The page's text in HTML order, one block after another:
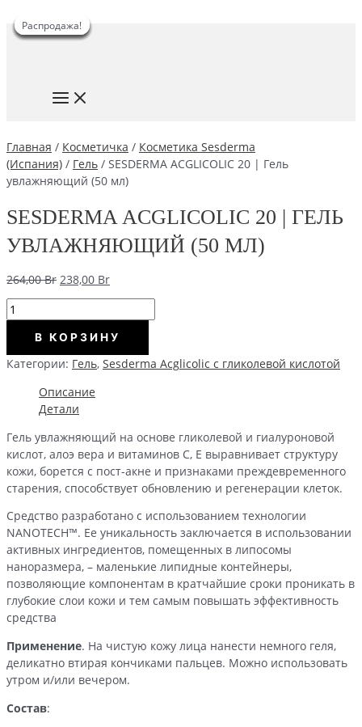
Перейти
MAIN
MENU
Распродажа!
Главная / Косметичка / Косметика Sesderma
(Испания) / Гель / SESDERMA ACGLICOLIC 20 | Гель
увлажняющий (50 мл)
SESDERMA ACGLICOLIC 20 | ГЕЛЬ
УВЛАЖНЯЮЩИЙ (50 МЛ)
264,00Br Первоначальная
цена
238,00 BrТекущая
цена:
Количество
SESDERMA
ACGLICOLIC
20
увлажняющий
мл)
В КОРЗИНУ
Категории: Гель, Sesderma Acglicolic с гликолевой кислотой
Описание
Детали
Гель увлажняющий на основе гликолевой и гиалуроновой
кислот, алоэ вера и витаминов С, Е выравнивает структуру
кожи, борется с пост-акне и признаками преждевременного
старения, способствует обновлению и регенерации клеток.
Средство разработано с использованием технологии
NANOTECH™. Ее уникальность заключается в использовании
активных ингредиентов, помещенных в липосомы
наноразмера, – маленькие липидные контейнеры,
позволяющие компонентам в кратчайшие сроки проникать в
глубокие слои кожи и тем самым повышать эффективность
средства
Применение. На чистую кожу лица нанести немного геля,
деликатно втирая кончиками пальцев. Можно использовать
утром и/или вечером.
Состав:
Распродажа!
Распродажа!
Распродажа!
Распродажа!
Распродажа!
Распродажа!